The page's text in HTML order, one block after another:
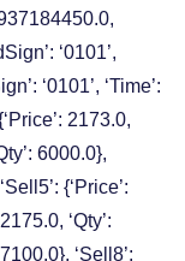
‘0101’,
‘0101’, ‘Time’:
2173.0,
6000.0},
{‘Price’:
‘Qty’:
‘Sell8’: